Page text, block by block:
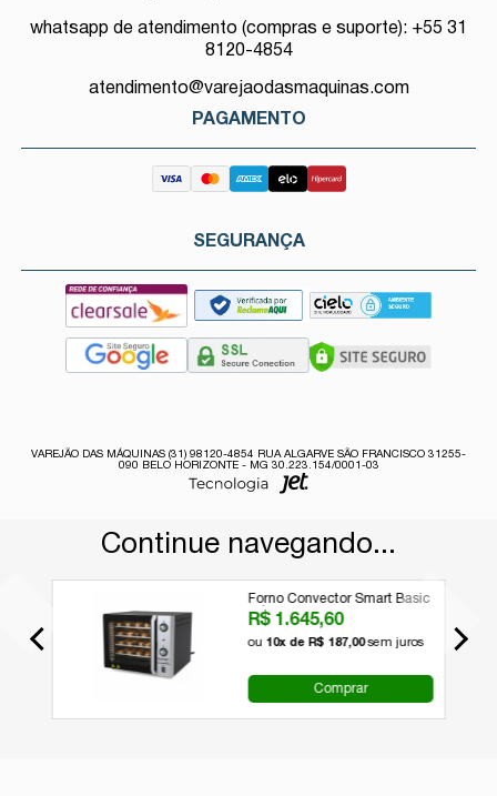
whatsapp de atendimento (compras e suporte): +55 31
8120-4854
atendimento@varejaodasmaquinas.com
PAGAMENTO
SEGURANÇA
VAREJÃO DAS MÁQUINAS (31) 98120-4854 RUA ALGARVE SÃO FRANCISCO 31255-
090 BELO HORIZONTE - MG 30.223.154/0001-03